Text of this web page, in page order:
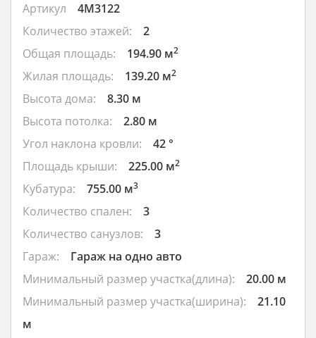
Артикул
4M3122
Количество этажей:
2
Общая площадь:
194.90 м2
Жилая площадь: 139.20 м2
Высота дома:
8.30 м
Высота потолка:
2.80 м
Угол наклона кровли:
42 °
Площадь крыши:
225.00 м2
Кубатура: 755.00 м3
Количество спален:
3
Количество санузлов:
3
Гараж:
Гараж на одно авто
Минимальный размер участка(длина):
20.00 м
Минимальный размер участка(ширина):
21.10
м